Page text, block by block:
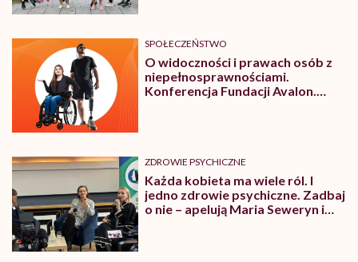
SPOŁECZEŃSTWO
O widoczności i prawach osób z
niepełnosprawnościami.
Konferencja Fundacji Avalon.
ZDROWIE PSYCHICZNE
Każda kobieta ma wiele ról. I
jedno zdrowie psychiczne. Zadbaj
o nie – apelują Maria Seweryn i